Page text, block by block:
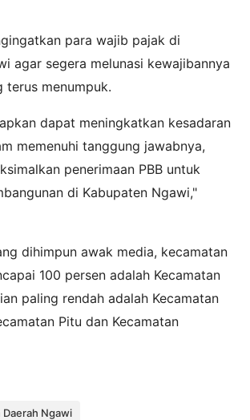
para wajib pajak di
agar segera melunasi kewajibannya
terus menumpuk.
dapat meningkatkan kesadaran
memenuhi tanggung jawabnya,
penerimaan PBB untuk
di Kabupaten Ngawi,"
dihimpun awak media, kecamatan
100 persen adalah Kecamatan
paling rendah adalah Kecamatan
Pitu dan Kecamatan
Daerah Ngawi